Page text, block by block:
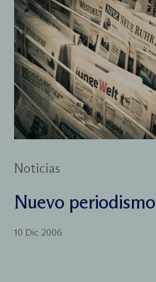
Noticias
Nuevo periodismo
10 Dic 2006